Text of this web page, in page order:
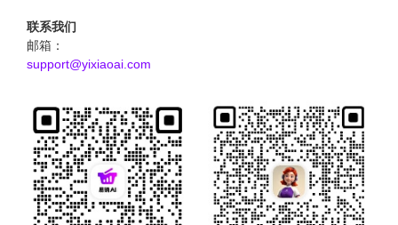
联系我们
邮箱：
support@yixiaoai.com